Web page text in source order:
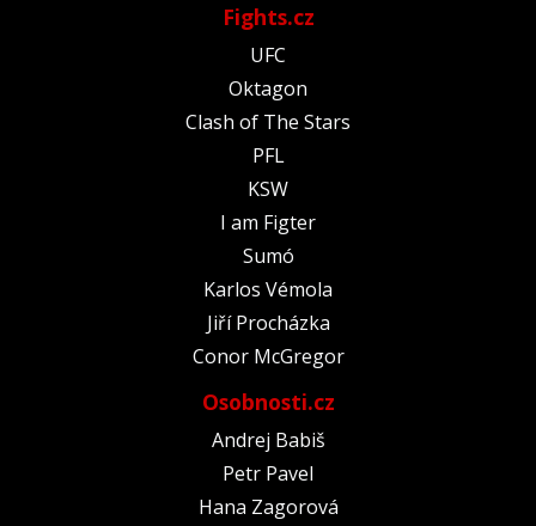
Fights.cz
UFC
Oktagon
Clash of The Stars
PFL
KSW
I am Figter
Sumó
Karlos Vémola
Jiří Procházka
Conor McGregor
Osobnosti.cz
Andrej Babiš
Petr Pavel
Hana Zagorová